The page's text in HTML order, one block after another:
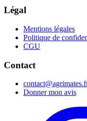
Légal
Mentions légales
Politique de
CGU
Contact
Donner mon avis